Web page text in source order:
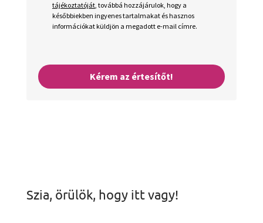
tájékoztatóját, továbbá hozzájárulok, hogy a
későbbiekben ingyenes tartalmakat és hasznos
információkat küldjön a megadott e-mail címre.
Kérem az értesítőt!
Szia, örülök, hogy itt vagy!